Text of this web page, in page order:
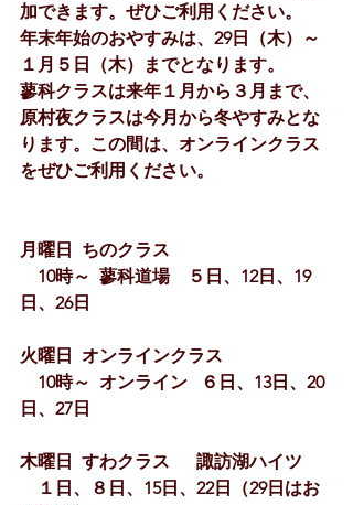
加できます。ぜひご利用ください。
年末年始のおやすみは、29日（木）～
１月５日（木）までとなります。
蓼科クラスは来年１月から３月まで、
原村夜クラスは今月から冬やすみとな
ります。この間は、オンラインクラス
をぜひご利用ください。
月曜日  ちのクラス
10時～  蓼科道場　５日、12日、19
日、26日
火曜日  オンラインクラス
10時～  オンライン   ６日、13日、20
日、27日
木曜日  すわクラス　  諏訪湖ハイツ
１日、８日、15日、22日（29日はお